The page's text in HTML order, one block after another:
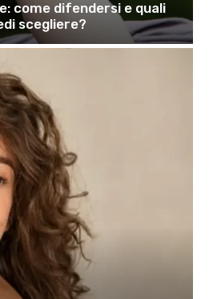
come difendersi e quali
scegliere?